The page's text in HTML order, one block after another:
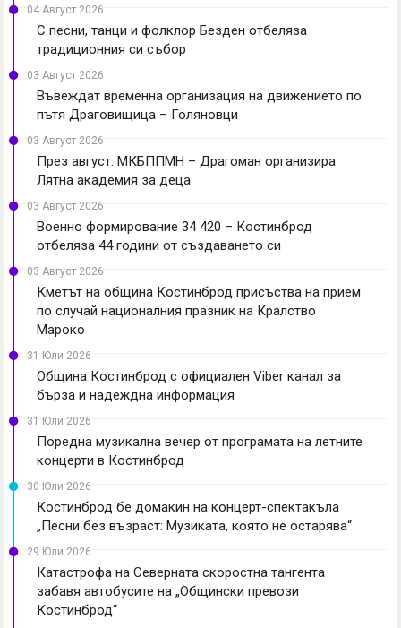
04 Август 2026
С песни, танци и фолклор Безден отбеляза
традиционния си събор
03 Август 2026
Въвеждат временна организация на движението по
пътя Драговищица – Голяновци
03 Август 2026
През август: МКБППМН – Драгоман организира
Лятна академия за деца
03 Август 2026
Военно формирование 34 420 – Костинброд
отбеляза 44 години от създаването си
03 Август 2026
Кметът на община Костинброд присъства на прием
по случай националния празник на Кралство
Мароко
31 Юли 2026
Община Костинброд с официален Viber канал за
бърза и надеждна информация
31 Юли 2026
Поредна музикална вечер от програмата на летните
концерти в Костинброд
30 Юли 2026
Костинброд бе домакин на концерт-спектакъла
„Песни без възраст: Музиката, която не остарява“
29 Юли 2026
Катастрофа на Северната скоростна тангента
забавя автобусите на „Общински превози
Костинброд“